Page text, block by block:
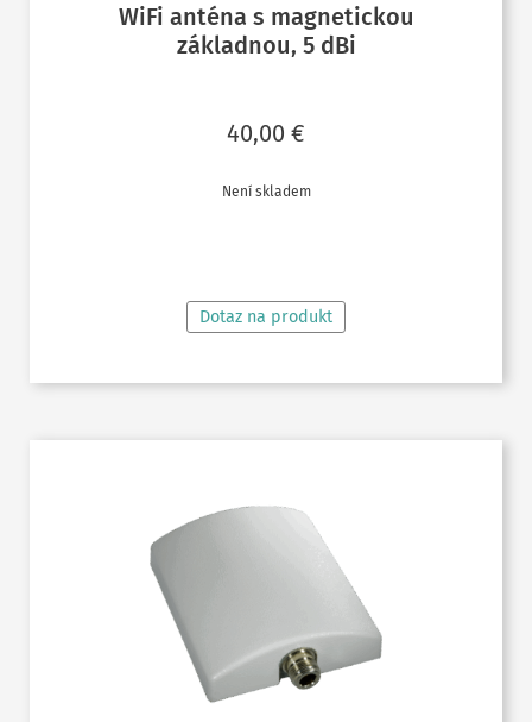
WiFi anténa s magnetickou
základnou, 5 dBi
40,00 €
Není skladem
Dotaz na produkt